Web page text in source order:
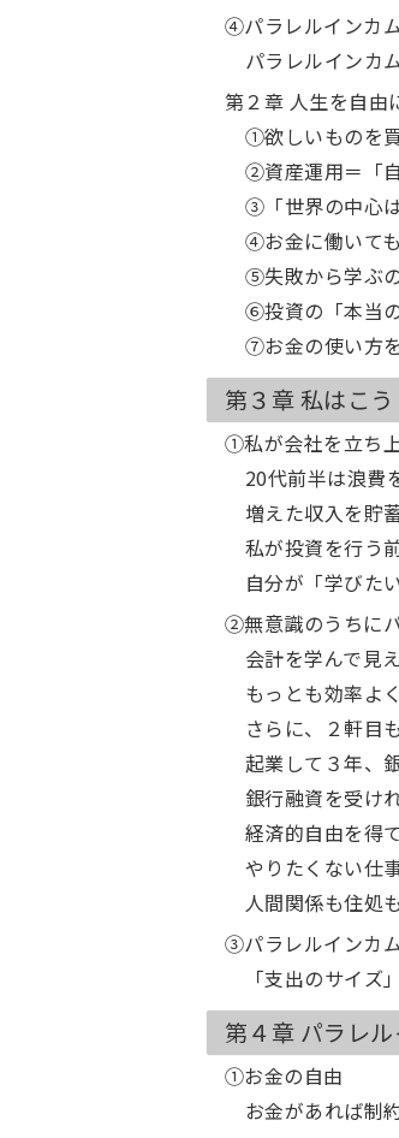
④パラレルインカ
パラレルインカ
第２章 人生を自由
①欲しいものを
②資産運用＝「
③「世界の中心
④お金に働いて
⑤失敗から学ぶ
⑥投資の「本当
⑦お金の使い方
第３章 私はこ
①私が会社を立ち
20代前半は浪費
増えた収入を貯
私が投資を行う
自分が「学びた
②無意識のうちに
会計を学んで見
もっとも効率よ
さらに、２軒目
起業して３年、
銀行融資を受け
経済的自由を得
やりたくない仕
人間関係も住処
③パラレルインカ
「支出のサイ
第４章 パラレ
①お金の自由
お金があれば制